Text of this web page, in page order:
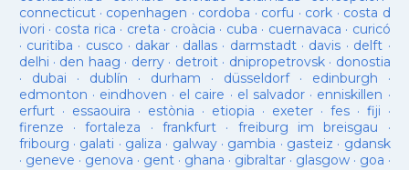
connecticut· copenhagen · cordoba · corfu · cork · costa d
ivori · costa rica · creta · croàcia · cuba · cuernavaca · curicó
· curitiba · cusco · dakar · dallas · darmstadt· davis · delft ·
delhi · den haag · derry· detroit· dnipropetrovsk· donostia
· dubai · dublín · durham · düsseldorf· edinburgh ·
edmonton · eindhoven · el caire · el salvador · enniskillen ·
erfurt· essaouira · estònia · etiopia · exeter· fes· fiji ·
firenze ·fortaleza · frankfurt· freiburg im breisgau ·
fribourg · galati · galiza · galway· gambia · gasteiz · gdansk
· geneve · genova · gent· ghana · gibraltar· glasgow· goa ·